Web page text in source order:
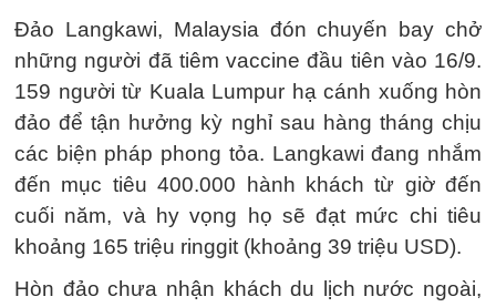
Đảo Langkawi, Malaysia đón chuyến bay chở
những người đã tiêm vaccine đầu tiên vào 16/9.
159 người từ Kuala Lumpur hạ cánh xuống hòn
đảo để tận hưởng kỳ nghỉ sau hàng tháng chịu
các biện pháp phong tỏa. Langkawi đang nhắm
đến mục tiêu 400.000 hành khách từ giờ đến
cuối năm, và hy vọng họ sẽ đạt mức chi tiêu
khoảng 165 triệu ringgit (khoảng 39 triệu USD).
Hòn đảo chưa nhận khách du lịch nước ngoài,